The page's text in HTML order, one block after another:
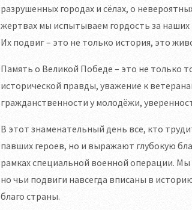
разрушенных городах и сёлах, о
жертвах мы испытываем гордость за
Их подвиг – это не только история, это
Память о Великой Победе – это не только
исторической правды, уважение к
гражданственности у молодёжи,
В этот знаменательный день все, кто
павших героев, но и выражают глубокую
рамках специальной военной операции.
но чьи подвиги навсегда вписаны в
благо страны.